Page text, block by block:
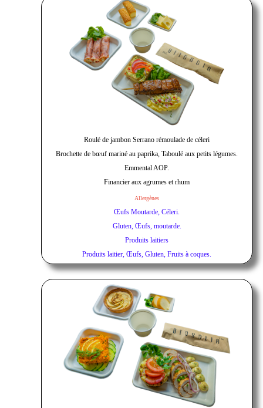
Roulé de jambon Serrano rémoulade de céleri
Brochette de bœuf mariné au paprika, Taboulé aux petits légumes.
Emmental AOP.
Financier aux agrumes et rhum
Allergènes
Œufs Moutarde, Céleri.
Gluten, Œufs, moutarde.
Produits laitiers
Produits laitier, Œufs, Gluten, Fruits à coques.